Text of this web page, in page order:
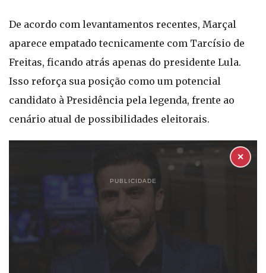
De acordo com levantamentos recentes, Marçal
aparece empatado tecnicamente com Tarcísio de
Freitas, ficando atrás apenas do presidente Lula.
Isso reforça sua posição como um potencial
candidato à Presidência pela legenda, frente ao
cenário atual de possibilidades eleitorais.
PUBLICIDADE
✕